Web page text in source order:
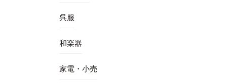
呉服
和楽器
家電・小売